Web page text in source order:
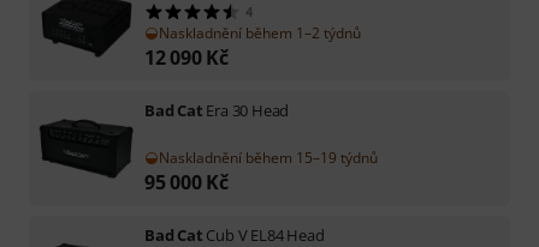
4
Naskladnění během 1–2 týdnů
12 090 Kč
Bad Cat Era 30 Head
Naskladnění během 15–19 týdnů
95 000 Kč
Bad Cat Cub V EL84 Head